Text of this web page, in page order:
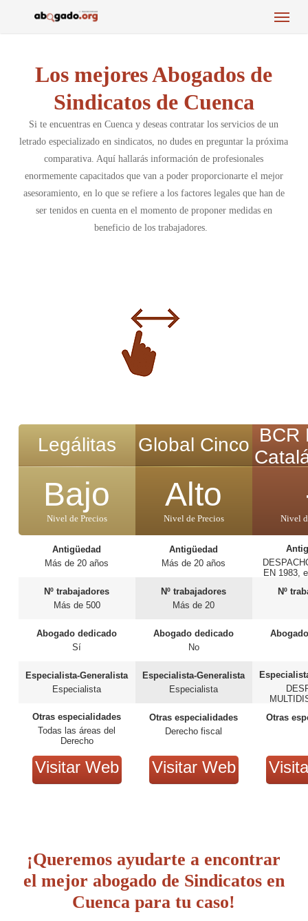
Menu
Los mejores Abogados de
Sindicatos de Cuenca
Si te encuentras en Cuenca y deseas contratar los servicios de un
letrado especializado en sindicatos, no dudes en preguntar la próxima
comparativa. Aquí hallarás información de profesionales
enormemente capacitados que van a poder proporcionarte el mejor
asesoramiento, en lo que se refiere a los factores legales que han de
ser tenidos en cuenta en el momento de proponer medidas en
beneficio de los trabajadores.
Legálitas
Bajo
Nivel de Precios
Antigüedad
Más de 20 años
Nº trabajadores
Más de 500
Abogado dedicado
Sí
Especialista-Generalista
Especialista
Otras especialidades
Todas las áreas del
Derecho
Visitar Web
Global Cinco
Alto
Nivel de Precios
Antigüedad
Más de 20 años
Nº trabajadores
Más de 20
Abogado dedicado
No
Especialista-Generalista
Especialista
Otras especialidades
Derecho fiscal
Visitar Web
BCR
Nivel
EN 1983,
Nº
Otras
¡Queremos ayudarte a encontrar
el mejor abogado de Sindicatos en
Cuenca para tu caso!